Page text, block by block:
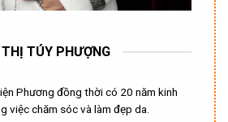
TÚY PHƯỢNG
Phương đồng thời có 20 năm kinh
việc chăm sóc và làm đẹp da.